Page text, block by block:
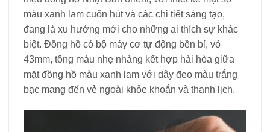
màu xanh lam cuốn hút và các chi tiết sáng tạo,
đang là xu hướng mới cho những ai thích sự khác
biệt. Đồng hồ có bộ máy cơ tự động bền bỉ, vỏ
43mm, tông màu nhẹ nhàng kết hợp hài hòa giữa
mặt đồng hồ màu xanh lam với dây đeo màu trắng
bạc mang đến vẻ ngoài khỏe khoắn và thanh lịch.